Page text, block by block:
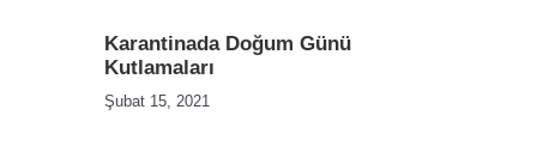
Karantinada Doğum Günü
Kutlamaları
Şubat 15, 2021